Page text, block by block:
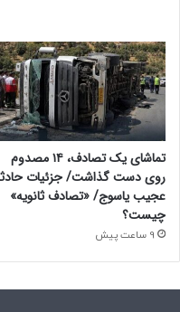
تماشای یک تصادف، ۱۴ مصدوم
روی دست گذاشت/ جزئیات
عجیب یاسوج/ «تصادف ثانویه»
چیست؟
9 ساعت پیش